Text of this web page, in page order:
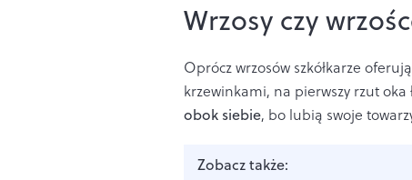
Wrzosy czy
Oprócz wrzosów szkółkarze
krzewinkami, na pierwszy rzut
obok siebie, bo lubią swoje
Zobacz także: